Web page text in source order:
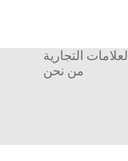
العلامات التجارية
من نحن